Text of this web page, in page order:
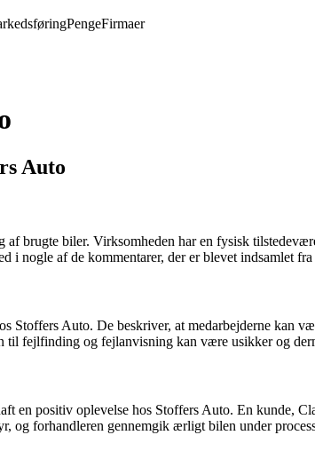
PengeFirmaer
Auto
af brugte biler. Virksomheden har en fysisk
i nogle af de kommentarer, der er blevet indsamlet
Stoffers Auto. De beskriver, at medarbejderne
til fejlfinding og fejlanvisning kan være usikker og
en positiv oplevelse hos Stoffers Auto. En kunde,
og forhandleren gennemgik ærligt bilen under